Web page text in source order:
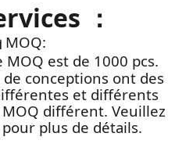
：
MOQ:
est de 1000 pcs.
conceptions ont des
et différents
différent. Veuillez
plus de détails.